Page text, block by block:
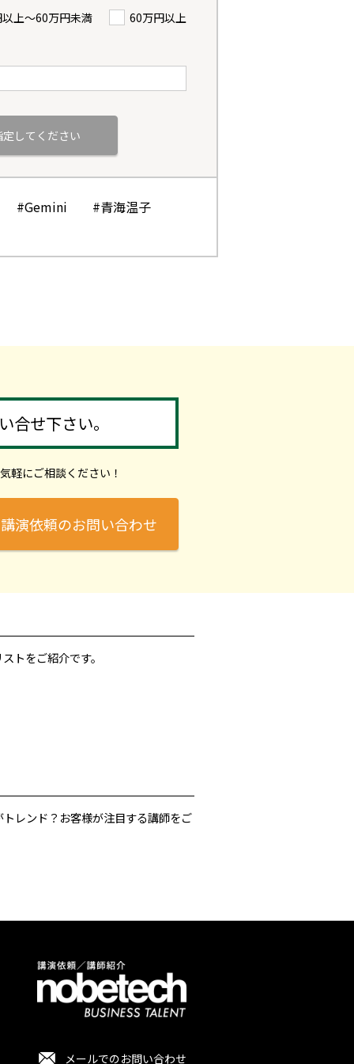
上〜60万円未満 60万円以上
#Gemini #青海温子
合せ下さい。
軽にご相談ください！
講演依頼のお問い合わせ
トをご紹介です。
レンド？お客様が注目する講師をご
メールでのお問い合わせ